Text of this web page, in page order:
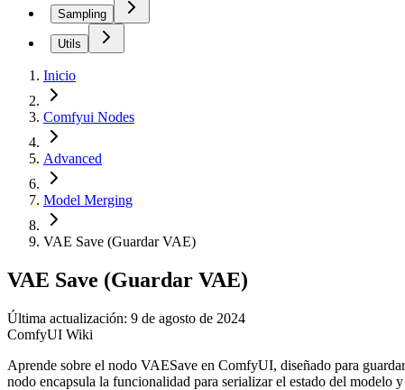
Sampling
Utils
Inicio
Comfyui Nodes
Advanced
Model Merging
VAE Save (Guardar VAE)
VAE Save (Guardar VAE)
Última actualización: 9 de agosto de 2024
ComfyUI Wiki
Aprende sobre el nodo VAESave en ComfyUI, diseñado para
nodo encapsula la funcionalidad para serializar el estado del